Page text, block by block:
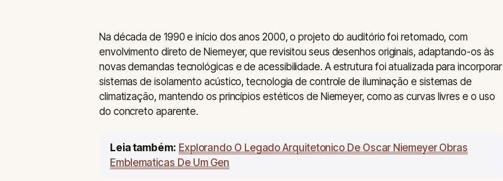
Na década de 1990 e início dos anos 2000, o projeto do auditório foi retomado, com
envolvimento direto de Niemeyer, que revisitou seus desenhos originais, adaptando-os às
novas demandas tecnológicas e de acessibilidade. A estrutura foi atualizada para incorporar
sistemas de isolamento acústico, tecnologia de controle de iluminação e sistemas de
climatização, mantendo os princípios estéticos de Niemeyer, como as curvas livres e o uso
do concreto aparente.
Leia também: Explorando O Legado Arquitetonico De Oscar Niemeyer Obras
Emblematicas De Um Gen